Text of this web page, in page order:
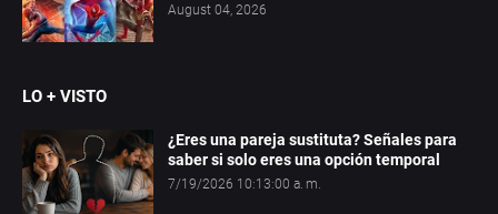
August 04, 2026
LO + VISTO
¿Eres una pareja sustituta? Señales para
saber si solo eres una opción temporal
7/19/2026 10:13:00 a. m.